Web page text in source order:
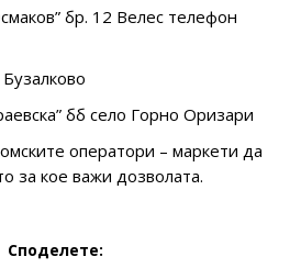
бр. 12 Велес телефон
бб село Горно Оризари
оператори – маркети да
за кое важи дозволата.
Споделете: